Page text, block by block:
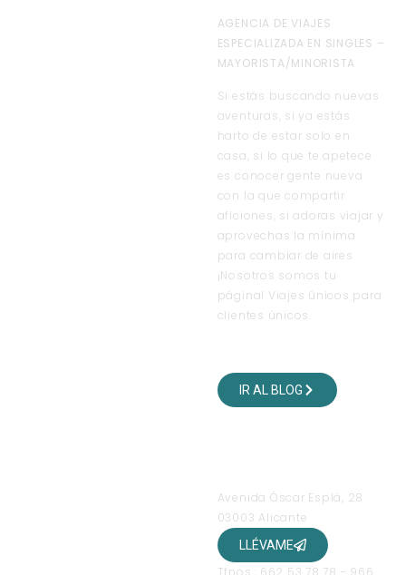
AGENCIA DE VIAJES
ESPECIALIZADA EN SINGLES –
MAYORISTA/MINORISTA
Si estás buscando nuevas
aventuras, si ya estás
harto de estar solo en
casa, si lo que te apetece
es conocer gente nueva
con la que compartir
aficiones, si adoras viajar y
aprovechas la mínima
para cambiar de aires
¡Nosotros somos tu
página! Viajes únicos para
clientes únicos.
IR AL BLOG
Avenida Óscar Esplá, 28
03003 Alicante
LLÉVAME